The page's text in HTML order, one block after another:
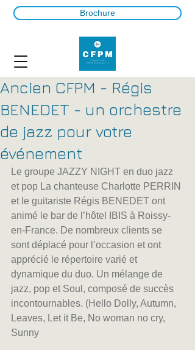
Brochure
Ancien CFPM - Régis
BENEDET - un orchestre
de jazz pour votre
événement
Le groupe JAZZY NIGHT en duo jazz
et pop La chanteuse Charlotte PERRIN
et le guitariste Régis BENEDET ont
animé le bar de l’hôtel IBIS à Roissy-
en-France. De nombreux clients se
sont déplacé pour l’occasion et ont
apprécié le répertoire varié et
dynamique du duo. Un mélange de
jazz, pop et Soul, composé de succès
incontournables. (Hello Dolly, Autumn,
Leaves, Let it Be, No woman no cry,
Sunny